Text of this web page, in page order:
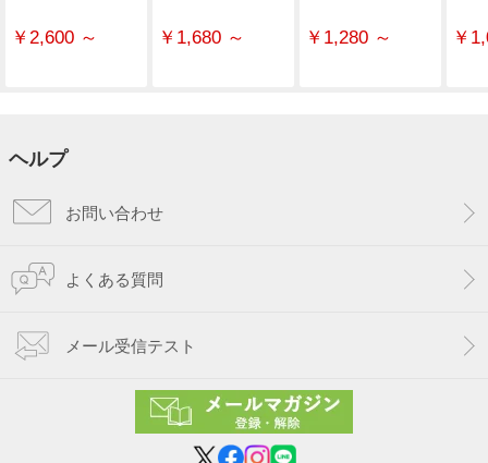
￥2,600 ～ ￥1,680 ～ ￥1,280 ～ ￥
ヘルプ
お問い合わせ
よくある質問
メール受信テスト